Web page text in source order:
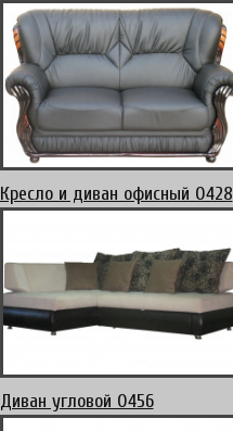
Кресло и диван офисный 0428
Диван угловой 0456